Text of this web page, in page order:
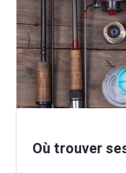
Où trouver